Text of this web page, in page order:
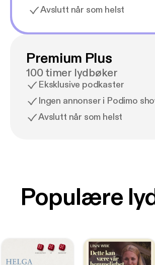
Avslutt når som helst
Premium Plus
100 timer lydbøker
Eksklusive podkaster
Ingen annonser i Podimo
Avslutt når som helst
Populære